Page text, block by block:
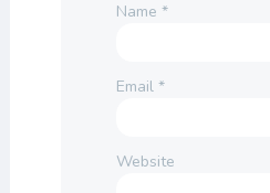
Name *
Email *
Website